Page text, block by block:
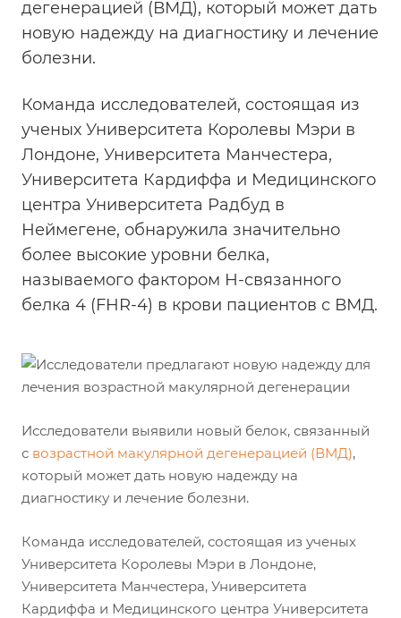
дегенерацией (ВМД), который может дать
новую надежду на диагностику и лечение
болезни.
Команда исследователей, состоящая из
ученых Университета Королевы Мэри в
Лондоне, Университета Манчестера,
Университета Кардиффа и Медицинского
центра Университета Радбуд в
Неймегене, обнаружила значительно
более высокие уровни белка,
называемого фактором Н-связанного
белка 4 (FHR-4) в крови пациентов с ВМД.
Исследователи выявили новый белок, связанный
с возрастной макулярной дегенерацией (ВМД),
который может дать новую надежду на
диагностику и лечение болезни.
Команда исследователей, состоящая из ученых
Университета Королевы Мэри в Лондоне,
Университета Манчестера, Университета
Кардиффа и Медицинского центра Университета